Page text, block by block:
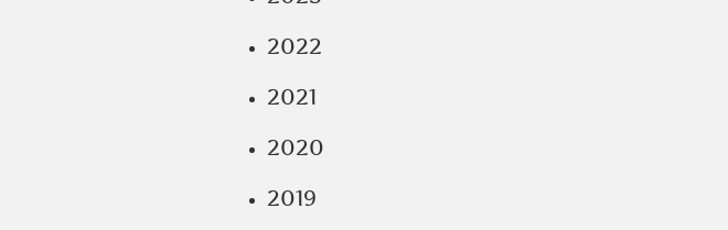
2022
2021
2020
2019